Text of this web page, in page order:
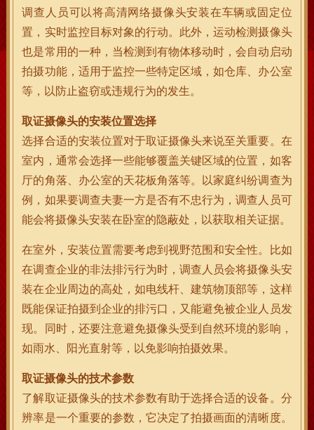
调查人员可以将高清网络摄像头安装在车辆或固定位
置，实时监控目标对象的行动。此外，运动检测摄像头
也是常用的一种，当检测到有物体移动时，会自动启动
拍摄功能，适用于监控一些特定区域，如仓库、办公室
等，以防止盗窃或违规行为的发生。
取证摄像头的安装位置选择
选择合适的安装位置对于取证摄像头来说至关重要。在
室内，通常会选择一些能够覆盖关键区域的位置，如客
厅的角落、办公室的天花板角落等。以家庭纠纷调查为
例，如果要调查夫妻一方是否有不忠行为，调查人员可
能会将摄像头安装在卧室的隐蔽处，以获取相关证据。
在室外，安装位置需要考虑到视野范围和安全性。比如
在调查企业的非法排污行为时，调查人员会将摄像头安
装在企业周边的高处，如电线杆、建筑物顶部等，这样
既能保证拍摄到企业的排污口，又能避免被企业人员发
现。同时，还要注意避免摄像头受到自然环境的影响，
如雨水、阳光直射等，以免影响拍摄效果。
取证摄像头的技术参数
了解取证摄像头的技术参数有助于选择合适的设备。分
辨率是一个重要的参数，它决定了拍摄画面的清晰度。